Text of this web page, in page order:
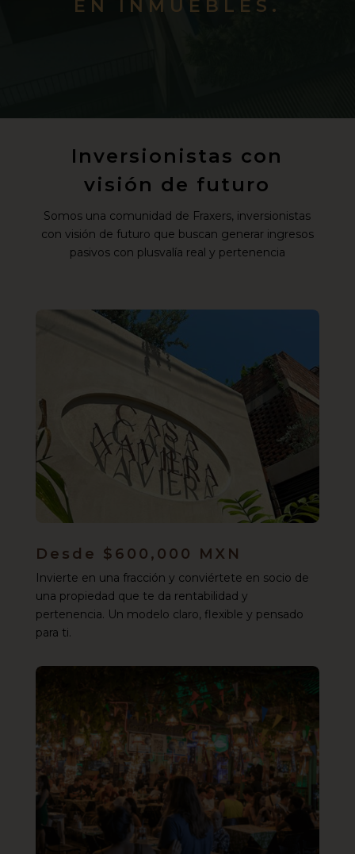
EN INMUEBLES.
Inversionistas con
visión de futuro
Somos una comunidad de Fraxers, inversionistas
con visión de futuro que buscan generar ingresos
pasivos con plusvalía real y pertenencia
Desde $600,000 MXN
Invierte en una fracción y conviértete en socio de
una propiedad que te da rentabilidad y
pertenencia. Un modelo claro, flexible y pensado
para ti.